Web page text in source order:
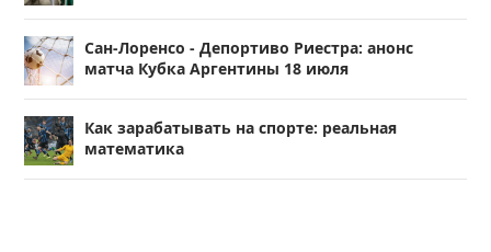
Сан-Лоренсо - Депортиво Риестра: анонс
матча Кубка Аргентины 18 июля
Как зарабатывать на спорте: реальная
математика